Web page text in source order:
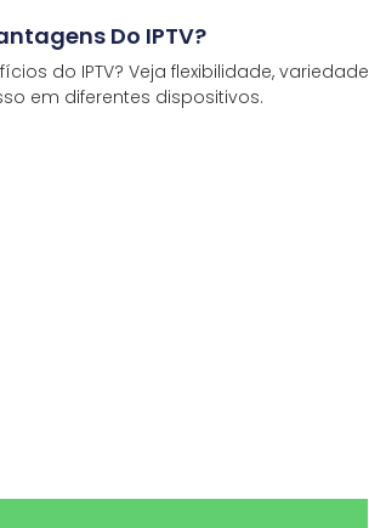
Do IPTV?
do IPTV? Veja flexibilidade, variedade
em diferentes dispositivos.